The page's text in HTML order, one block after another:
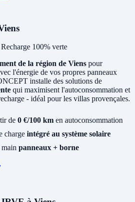
100% verte
de la région de Viens pour
l'énergie de vos propres panneaux
installe des solutions de
qui maximisent l'autoconsommation et
- idéal pour les villas provençales.
de 0 €/100 km en autoconsommation
charge intégré au système solaire
panneaux + borne